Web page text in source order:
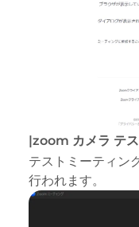
|zoom カメラ テ
テストミーティン
行われます。